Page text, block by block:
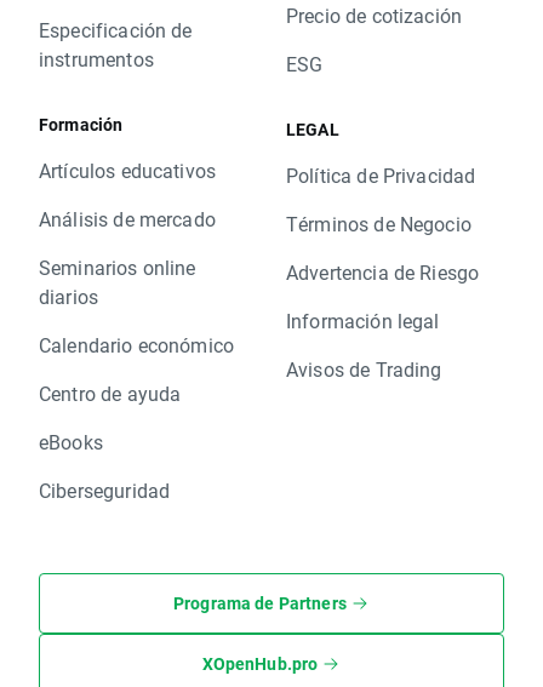
Especificación de
instrumentos
Formación
Artículos educativos
Análisis de mercado
Seminarios online
diarios
Calendario económico
Centro de ayuda
eBooks
Ciberseguridad
Precio de cotización
ESG
LEGAL
Política de Privacidad
Términos de Negocio
Advertencia de Riesgo
Información legal
Avisos de Trading
Programa de Partners
XOpenHub.pro